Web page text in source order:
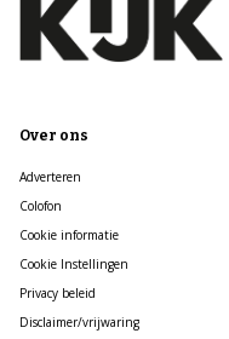
Over ons
Adverteren
Colofon
Cookie informatie
Cookie Instellingen
Privacy beleid
Disclaimer/vrijwaring